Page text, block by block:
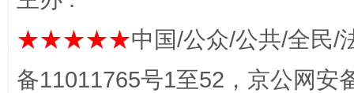
★★★★★中国/公众/公共/全民/
备11011765号1至52，京公网安